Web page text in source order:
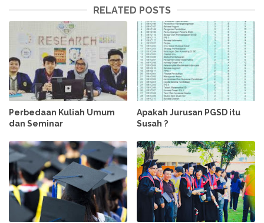
RELATED POSTS
Perbedaan Kuliah Umum
dan Seminar
Apakah Jurusan PGSD itu
Susah ?